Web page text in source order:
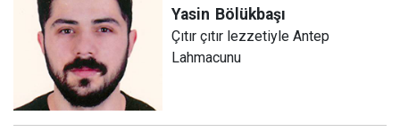
Yasin Bölükbaşı
Çıtır çıtır lezzetiyle Antep
Lahmacunu